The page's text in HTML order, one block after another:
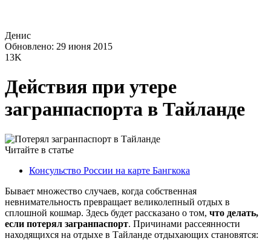
Денис
Обновлено: 29 июня 2015
13K
Действия при утере
загранпаспорта в Тайланде
Читайте в статье
Консульство России на карте Бангкока
Бывает множество случаев, когда собственная
невнимательность превращает великолепный отдых в
сплошной кошмар. Здесь будет рассказано о том, что делать,
если потерял загранпаспорт. Причинами рассеянности
находящихся на отдыхе в Тайланде отдыхающих становятся: